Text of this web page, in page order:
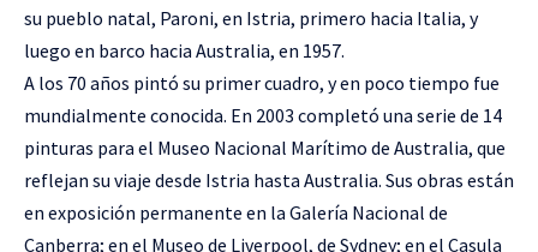
su pueblo natal, Paroni, en Istria, primero hacia Italia, y
luego en barco hacia Australia, en 1957.
A los 70 años pintó su primer cuadro, y en poco tiempo fue
mundialmente conocida. En 2003 completó una serie de 14
pinturas para el Museo Nacional Marítimo de Australia, que
reflejan su viaje desde Istria hasta Australia. Sus obras están
en exposición permanente en la Galería Nacional de
Canberra; en el Museo de Liverpool, de Sydney; en el Casula